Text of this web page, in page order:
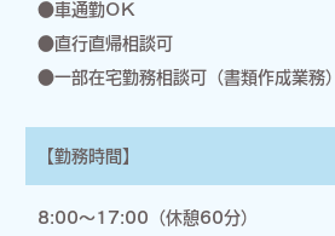
●車通勤OK
●直行直帰相談可
●一部在宅勤務相談可（書類作成業務）
【勤務時間】
8:00～17:00（休憩60分）